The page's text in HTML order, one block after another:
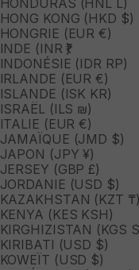
HONDURAS (HNL L)
HONG KONG (HKD $)
HONGRIE (EUR €)
INDE (INR ₹)
INDONÉSIE (IDR RP)
IRLANDE (EUR €)
ISLANDE (ISK KR)
ISRAËL (ILS ₪)
ITALIE (EUR €)
JAMAÏQUE (JMD $)
JAPON (JPY ¥)
JERSEY (GBP £)
JORDANIE (USD $)
KAZAKHSTAN (KZT ₸)
KENYA (KES KSH)
KIRGHIZISTAN (KGS
KIRIBATI (USD $)
KOWEÏT (USD $)